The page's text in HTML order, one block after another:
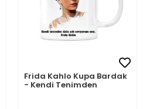
Frida Kahlo Kupa Bardak
- Kendi Tenimden